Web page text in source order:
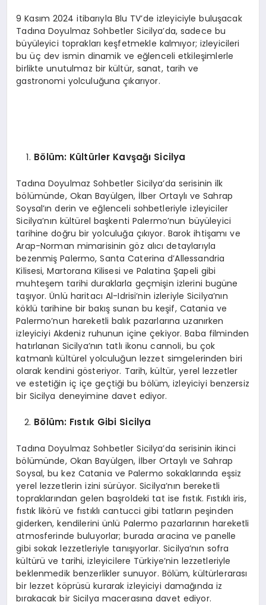
9 Kasım 2024 itibarıyla Blu TV’de izleyiciyle buluşacak
Tadına Doyulmaz Sohbetler Sicilya’da, sadece bu
büyüleyici toprakları keşfetmekle kalmıyor; izleyicileri
bu üç dev ismin dinamik ve eğlenceli etkileşimlerle
birlikte unutulmaz bir kültür, sanat, tarih ve
gastronomi yolculuğuna çıkarıyor.
Bölüm: Kültürler Kavşağı Sicilya
Tadına Doyulmaz Sohbetler Sicilya’da serisinin ilk
bölümünde, Okan Bayülgen, İlber Ortaylı ve Sahrap
Soysal’ın derin ve eğlenceli sohbetleriyle izleyiciler
Sicilya’nın kültürel başkenti Palermo’nun büyüleyici
tarihine doğru bir yolculuğa çıkıyor. Barok ihtişamı ve
Arap-Norman mimarisinin göz alıcı detaylarıyla
bezenmiş Palermo, Santa Caterina d’Allessandria
Kilisesi, Martorana Kilisesi ve Palatina Şapeli gibi
muhteşem tarihi duraklarla geçmişin izlerini bugüne
taşıyor. Ünlü haritacı Al-Idrisi’nin izleriyle Sicilya’nın
köklü tarihine bir bakış sunan bu keşif, Catania ve
Palermo’nun hareketli balık pazarlarına uzanırken
izleyiciyi Akdeniz ruhunun içine çekiyor. Baba filminden
hatırlanan Sicilya’nın tatlı ikonu cannoli, bu çok
katmanlı kültürel yolculuğun lezzet simgelerinden biri
olarak kendini gösteriyor. Tarih, kültür, yerel lezzetler
ve estetiğin iç içe geçtiği bu bölüm, izleyiciyi benzersiz
bir Sicilya deneyimine davet ediyor.
Bölüm: Fıstık Gibi Sicilya
Tadına Doyulmaz Sohbetler Sicilya’da serisinin ikinci
bölümünde, Okan Bayülgen, İlber Ortaylı ve Sahrap
Soysal, bu kez Catania ve Palermo sokaklarında eşsiz
yerel lezzetlerin izini sürüyor. Sicilya’nın bereketli
topraklarından gelen başroldeki tat ise fıstık. Fıstıklı iris,
fıstık likörü ve fıstıklı cantucci gibi tatların peşinden
giderken, kendilerini ünlü Palermo pazarlarının hareketli
atmosferinde buluyorlar; burada aracina ve panelle
gibi sokak lezzetleriyle tanışıyorlar. Sicilya’nın sofra
kültürü ve tarihi, izleyicilere Türkiye’nin lezzetleriyle
beklenmedik benzerlikler sunuyor. Bölüm, kültürlerarası
bir lezzet köprüsü kurarak izleyiciyi damağında iz
bırakacak bir Sicilya macerasına davet ediyor.